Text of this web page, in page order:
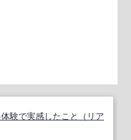
験で実感したこと（リア